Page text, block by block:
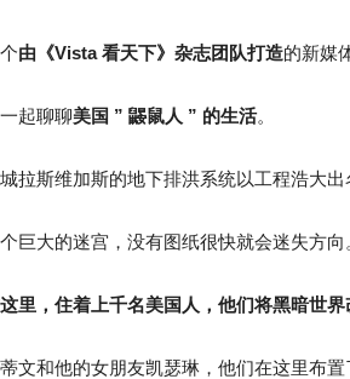
由《Vista 看天下》杂志团队打造的新媒
起聊聊美国 ” 鼹鼠人 ” 的生活。
拉斯维加斯的地下排洪系统以工程浩大出
巨大的迷宫，没有图纸很快就会迷失方向
里，住着上千名美国人，他们将黑暗世
文和他的女朋友凯瑟琳，他们在这里布